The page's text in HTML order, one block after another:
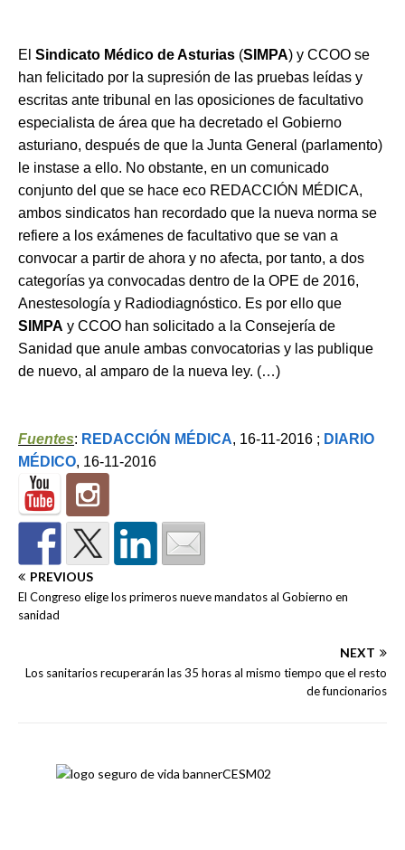
El Sindicato Médico de Asturias (SIMPA) y CCOO se
han felicitado por la supresión de las pruebas leídas y
escritas ante tribunal en las oposiciones de facultativo
especialista de área que ha decretado el Gobierno
asturiano, después de que la Junta General (parlamento)
le instase a ello. No obstante, en un comunicado
conjunto del que se hace eco REDACCIÓN MÉDICA,
ambos sindicatos han recordado que la nueva norma se
refiere a los exámenes de facultativo que se van a
convocar a partir de ahora y no afecta, por tanto, a dos
categorías ya convocadas dentro de la OPE de 2016,
Anestesología y Radiodiagnóstico. Es por ello que
SIMPA y CCOO han solicitado a la Consejería de
Sanidad que anule ambas convocatorias y las publique
de nuevo, al amparo de la nueva ley. (…)
Fuentes: REDACCIÓN MÉDICA, 16-11-2016 ; DIARIO
MÉDICO, 16-11-2016
PREVIOUS
El Congreso elige los primeros nueve mandatos al Gobierno en
sanidad
NEXT
Los sanitarios recuperarán las 35 horas al mismo tiempo que el resto
de funcionarios